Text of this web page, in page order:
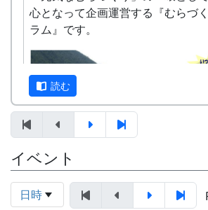
必要になることがあります。かな
ラ で、岩座神の様子をご確認くだ
カーナビが北ルート（峠越えの道
合があります。特に冬は、後述す
な南ルートを選んで下さい。
南ルートと北ルート
集落内の散策起点にテラスをもう
ェ」を営業します。
日時 : 2016 (平成28) 年 9 月 4
14:00
メニュー : 岩座神特産の「石垣
ース、リンゴジュースなどの
コシヒカリのおにぎりを準備
お買い物 : 地域特産品コーナー
なお、滞在型市民農園「クラインガ
神」の現地案内コーナーを設け、体
も行います。
心となって企画運営する『むらづ
ラム』です。
住民と大学生が企画した楽い田舎
然棚の風景を体験してみませんか
読む
イベント
日時